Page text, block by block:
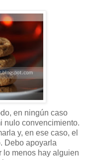
en ningún caso
nulo convencimiento.
y, en ese caso, el
Debo apoyarla
lo menos hay alguien